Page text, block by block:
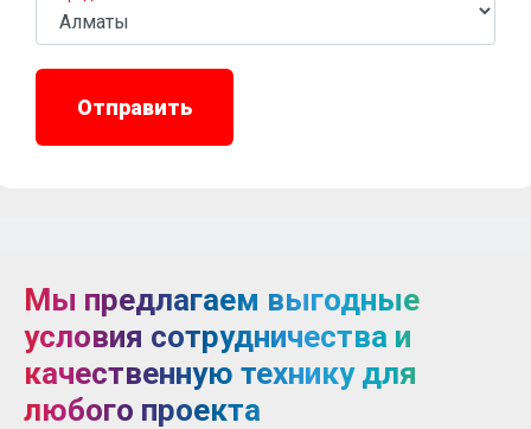
Мы предлагаем выгодные
условия сотрудничества и
качественную технику для
любого проекта